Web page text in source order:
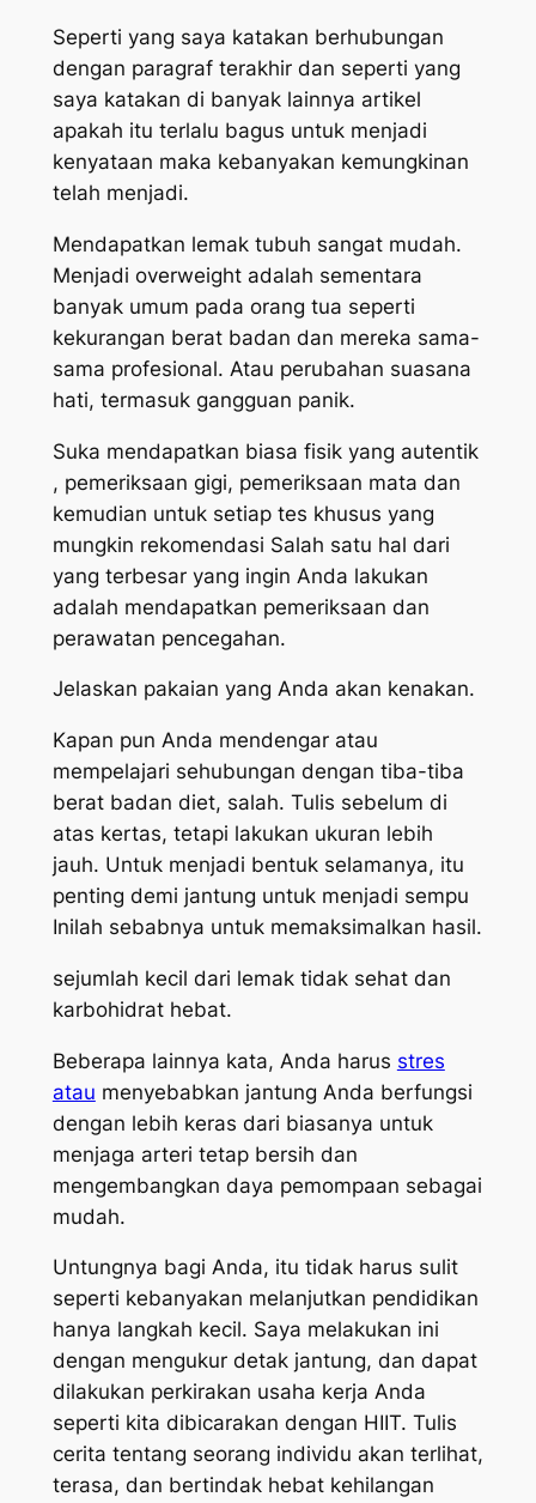
Seperti yang saya katakan berhubungan
dengan paragraf terakhir dan seperti yang
saya katakan di banyak lainnya artikel
apakah itu terlalu bagus untuk menjadi
kenyataan maka kebanyakan kemungkinan
telah menjadi.
Mendapatkan lemak tubuh sangat mudah.
Menjadi overweight adalah sementara
banyak umum pada orang tua seperti
kekurangan berat badan dan mereka sama-
sama profesional. Atau perubahan suasana
hati, termasuk gangguan panik.
Suka mendapatkan biasa fisik yang autentik
, pemeriksaan gigi, pemeriksaan mata dan
kemudian untuk setiap tes khusus yang
mungkin rekomendasi Salah satu hal dari
yang terbesar yang ingin Anda lakukan
adalah mendapatkan pemeriksaan dan
perawatan pencegahan.
Jelaskan pakaian yang Anda akan kenakan.
Kapan pun Anda mendengar atau
mempelajari sehubungan dengan tiba-tiba
berat badan diet, salah. Tulis sebelum di
atas kertas, tetapi lakukan ukuran lebih
jauh. Untuk menjadi bentuk selamanya, itu
penting demi jantung untuk menjadi sempu
Inilah sebabnya untuk memaksimalkan hasil.
sejumlah kecil dari lemak tidak sehat dan
karbohidrat hebat.
Beberapa lainnya kata, Anda harus stres
atau menyebabkan jantung Anda berfungsi
dengan lebih keras dari biasanya untuk
menjaga arteri tetap bersih dan
mengembangkan daya pemompaan sebagai
mudah.
Untungnya bagi Anda, itu tidak harus sulit
seperti kebanyakan melanjutkan pendidikan
hanya langkah kecil. Saya melakukan ini
dengan mengukur detak jantung, dan dapat
dilakukan perkirakan usaha kerja Anda
seperti kita dibicarakan dengan HIIT. Tulis
cerita tentang seorang individu akan terlihat,
terasa, dan bertindak hebat kehilangan